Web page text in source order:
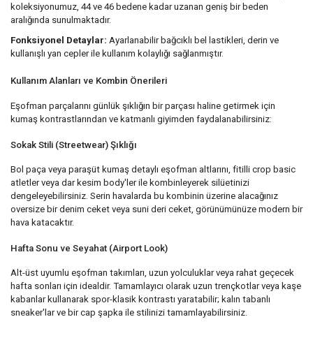
koleksiyonumuz, 44 ve 46 bedene kadar uzanan geniş bir beden
aralığında sunulmaktadır.
Fonksiyonel Detaylar: Ayarlanabilir bağcıklı bel lastikleri, derin ve
kullanışlı yan cepler ile kullanım kolaylığı sağlanmıştır.
Kullanım Alanları ve Kombin Önerileri
Eşofman parçalarını günlük şıklığın bir parçası haline getirmek için
kumaş kontrastlarından ve katmanlı giyimden faydalanabilirsiniz:
Sokak Stili (Streetwear) Şıklığı
Bol paça veya paraşüt kumaş detaylı eşofman altlarını, fitilli crop basic
atletler veya dar kesim body'ler ile kombinleyerek silüetinizi
dengeleyebilirsiniz. Serin havalarda bu kombinin üzerine alacağınız
oversize bir denim ceket veya suni deri ceket, görünümünüze modern bir
hava katacaktır.
Hafta Sonu ve Seyahat (Airport Look)
Alt-üst uyumlu eşofman takımları, uzun yolculuklar veya rahat geçecek
hafta sonları için idealdir. Tamamlayıcı olarak uzun trençkotlar veya kaşe
kabanlar kullanarak spor-klasik kontrastı yaratabilir; kalın tabanlı
sneaker'lar ve bir cap şapka ile stilinizi tamamlayabilirsiniz.